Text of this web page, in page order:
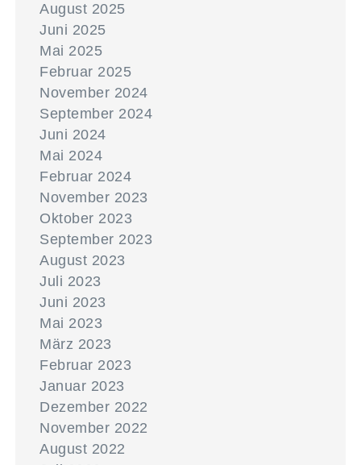
August 2025
Juni 2025
Mai 2025
Februar 2025
November 2024
September 2024
Juni 2024
Mai 2024
Februar 2024
November 2023
Oktober 2023
September 2023
August 2023
Juli 2023
Juni 2023
Mai 2023
März 2023
Februar 2023
Januar 2023
Dezember 2022
November 2022
August 2022